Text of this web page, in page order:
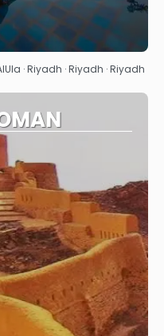
· Riyadh · Riyadh · Riyadh